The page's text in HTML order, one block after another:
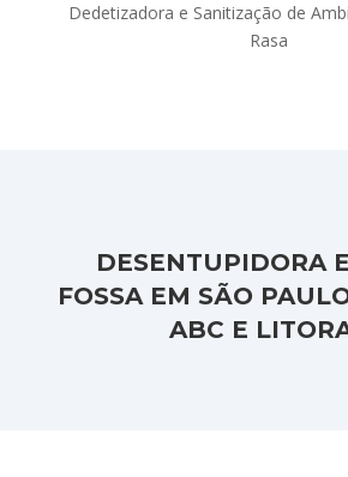
Dedetizadora e Sanitização de
Rasa
DESENTUPIDORA
FOSSA EM SÃO
ABC E